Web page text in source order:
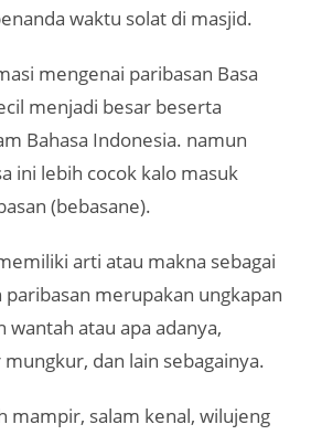
waktu solat di masjid.
mengenai paribasan Basa
menjadi besar beserta
Bahasa Indonesia. namun
ini lebih cocok kalo masuk
(bebasane).
arti atau makna sebagai
paribasan merupakan ungkapan
wantah atau apa adanya,
dan lain sebagainya.
mampir, salam kenal, wilujeng